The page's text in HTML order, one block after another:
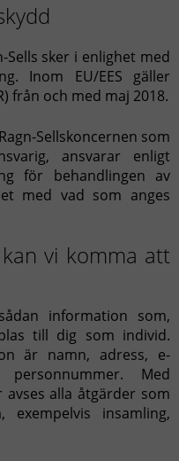
Sells sker i enlighet med
Inom EU/EES gäller
från och med maj 2018.
Sellskoncernen som
ansvarar enligt
för behandlingen av
med vad som anges
vi komma att
information som,
till dig som individ.
är namn, adress, e-
personnummer. Med
alla åtgärder som
exempelvis insamling,